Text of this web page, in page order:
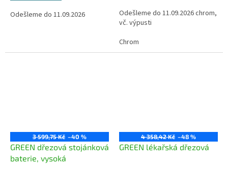
Odešleme do 11.09.2026
Odešleme do 11.09.2026 chrom,
vč. výpusti
Chrom
3 599,75 Kč –40 %
GREEN dřezová stojánková
baterie, vysoká
4 358,42 Kč –48 %
GREEN lékařská dřezová